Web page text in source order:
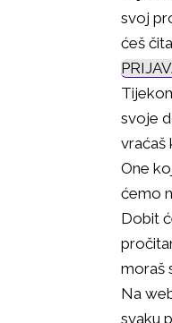
svoj
ćeš
svoje
vraćaš
One
ćemo
Dobit
moraš
Na
svaku